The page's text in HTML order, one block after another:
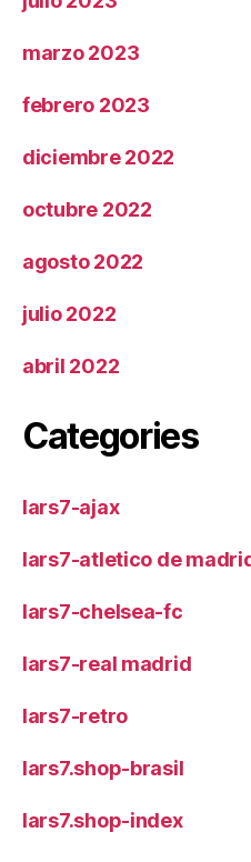
marzo 2023
febrero 2023
diciembre 2022
octubre 2022
agosto 2022
julio 2022
abril 2022
Categories
lars7-ajax
lars7-atletico de
lars7-chelsea-fc
lars7-real madrid
lars7-retro
lars7.shop-brasil
lars7.shop-index